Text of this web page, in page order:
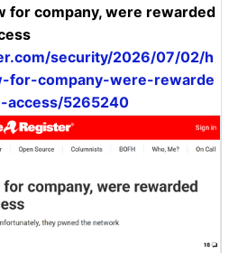
for company, were rewarded
security/2026/07/02/h
for-company-were-rewarde
5265240